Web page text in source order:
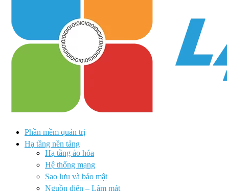
Phần mềm quản trị
Hạ tầng nền tảng
Hạ tầng ảo hóa
Hệ thống mạng
Sao lưu và bảo mật
Nguồn điện – Làm mát